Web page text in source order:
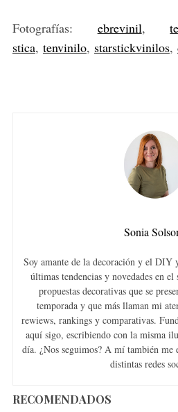
Fotografías: ebrevinil,
stica, tenvinilo, starstickvinilos,
Sonia
Soy amante de la decoración y el DIY
últimas tendencias y novedades en
propuestas decorativas que se
temporada y que más llaman mi
rewiews, rankings y comparativas.
aquí sigo, escribiendo con la misma
día. ¿Nos seguimos? A mí también me
distintas redes
RECOMENDADOS
S
e
a
r
c
o